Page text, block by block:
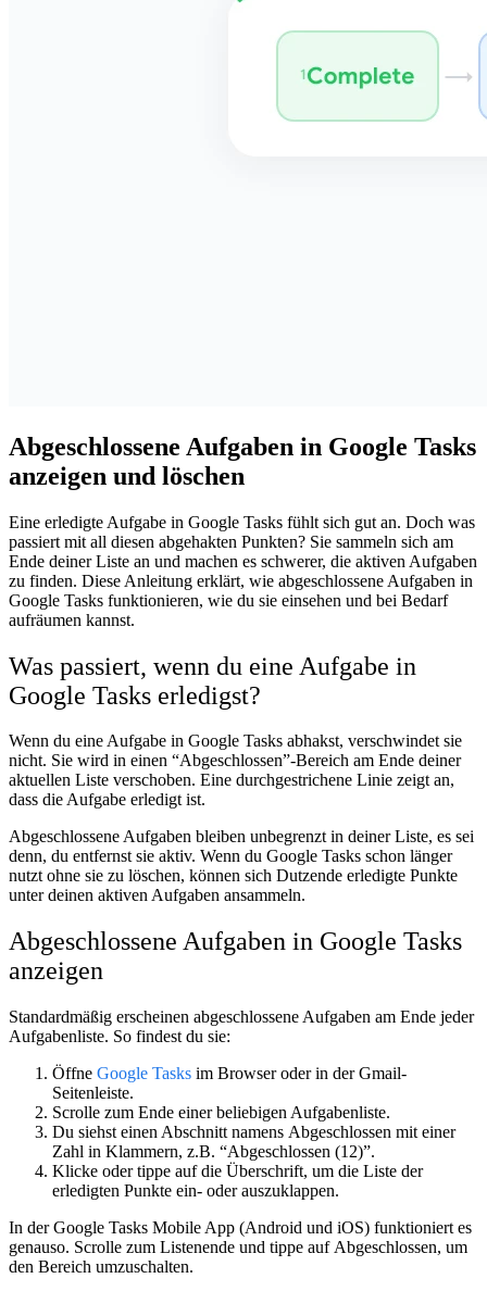
Abgeschlossene Aufgaben in Google Tasks
anzeigen und löschen
Eine erledigte Aufgabe in Google Tasks fühlt sich gut an. Doch was
passiert mit all diesen abgehakten Punkten? Sie sammeln sich am
Ende deiner Liste an und machen es schwerer, die aktiven Aufgaben
zu finden. Diese Anleitung erklärt, wie abgeschlossene Aufgaben in
Google Tasks funktionieren, wie du sie einsehen und bei Bedarf
aufräumen kannst.
Was passiert, wenn du eine Aufgabe in
Google Tasks erledigst?
Wenn du eine Aufgabe in Google Tasks abhakst, verschwindet sie
nicht. Sie wird in einen “Abgeschlossen”-Bereich am Ende deiner
aktuellen Liste verschoben. Eine durchgestrichene Linie zeigt an,
dass die Aufgabe erledigt ist.
Abgeschlossene Aufgaben bleiben unbegrenzt in deiner Liste, es sei
denn, du entfernst sie aktiv. Wenn du Google Tasks schon länger
nutzt ohne sie zu löschen, können sich Dutzende erledigte Punkte
unter deinen aktiven Aufgaben ansammeln.
Abgeschlossene Aufgaben in Google Tasks
anzeigen
Standardmäßig erscheinen abgeschlossene Aufgaben am Ende jeder
Aufgabenliste. So findest du sie:
Öffne Google Tasks im Browser oder in der Gmail-
Seitenleiste.
Scrolle zum Ende einer beliebigen Aufgabenliste.
Du siehst einen Abschnitt namens Abgeschlossen mit einer
Zahl in Klammern, z.B. “Abgeschlossen (12)”.
Klicke oder tippe auf die Überschrift, um die Liste der
erledigten Punkte ein- oder auszuklappen.
In der Google Tasks Mobile App (Android und iOS) funktioniert es
genauso. Scrolle zum Listenende und tippe auf Abgeschlossen, um
den Bereich umzuschalten.